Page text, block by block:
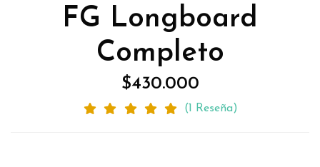
FG Longboard
Completo
$430.000
(1 Reseña)